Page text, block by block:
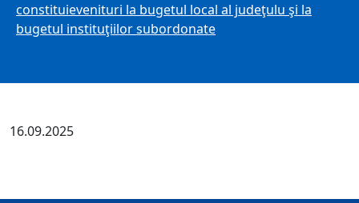
constituievenituri la bugetul local al judeţulu şi la
bugetul instituţiilor subordonate
16.09.2025